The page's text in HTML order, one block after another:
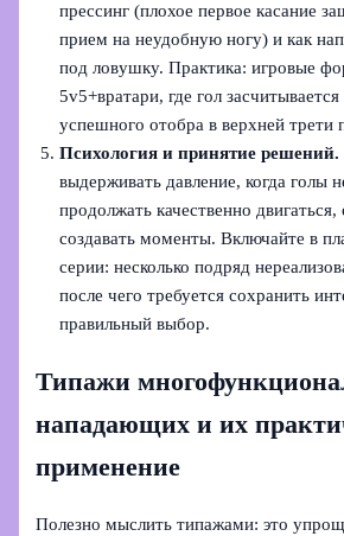
прессинг (плохое первое касание
прием на неудобную ногу) и как
под ловушку. Практика: игровые
5v5+вратари, где гол засчитывается
успешного отобра в верхней трети
Психология и принятие решений.
выдерживать давление, когда голы
продолжать качественно двигаться,
создавать моменты. Включайте в
серии: несколько подряд
после чего требуется сохранить
правильный выбор.
Типажи
нападающих и их
применение
Полезно мыслить типажами: это